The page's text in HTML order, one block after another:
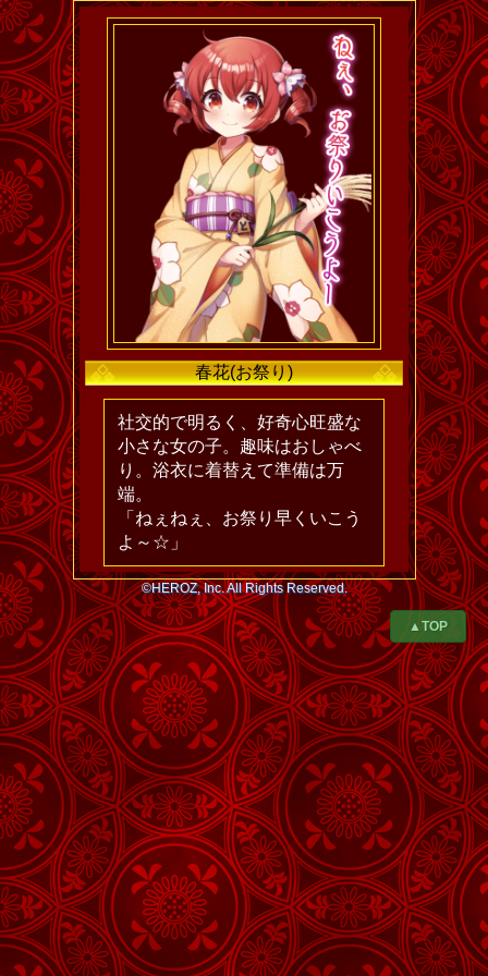
春花(お祭り)
社交的で明るく、好奇心旺盛な
小さな女の子。趣味はおしゃべ
り。浴衣に着替えて準備は万
端。
「ねぇねぇ、お祭り早くいこう
よ～☆」
©HEROZ, Inc. All Rights Reserved.
▲TOP